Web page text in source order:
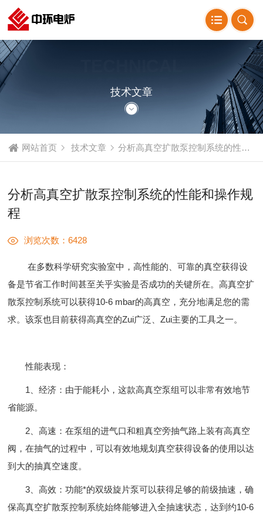
ARTICLE
技术文章
网站首页 技术文章 分析高真空扩散泵控制系统的性能和操作规程
分析高真空扩散泵控制系统的性能和操作规
程
浏览次数：6428
在多数科学研究实验室中，高性能的、可靠的真空获得设
备是节省工作时间甚至关乎实验是否成功的关键所在。高真空扩
散泵控制系统可以获得10-6 mbar的高真空，充分地满足您的需
求。该泵也目前获得高真空的Zui广泛、Zui主要的工具之一。
性能表现：
1、经济：由于能耗小，这款高真空泵组可以非常有效地节
省能源。
2、高速：在泵组的进气口和粗真空旁抽气路上装有高真空
阀，在抽气的过程中，可以有效地规划真空获得设备的使用以达
到大的抽真空速度。
3、高效：功能*的双级旋片泵可以获得足够的前级抽速，确
保高真空扩散泵控制系统始终能够进入全抽速状态，达到约10-6